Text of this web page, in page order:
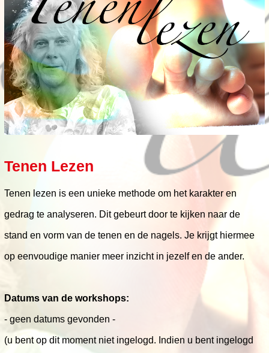
Tenen Lezen
Tenen lezen is een unieke methode om het karakter en
gedrag te analyseren. Dit gebeurt door te kijken naar de
stand en vorm van de tenen en de nagels. Je krijgt hiermee
op eenvoudige manier meer inzicht in jezelf en de ander.
Datums van de workshops:
- geen datums gevonden -
(u bent op dit moment niet ingelogd. Indien u bent ingelogd